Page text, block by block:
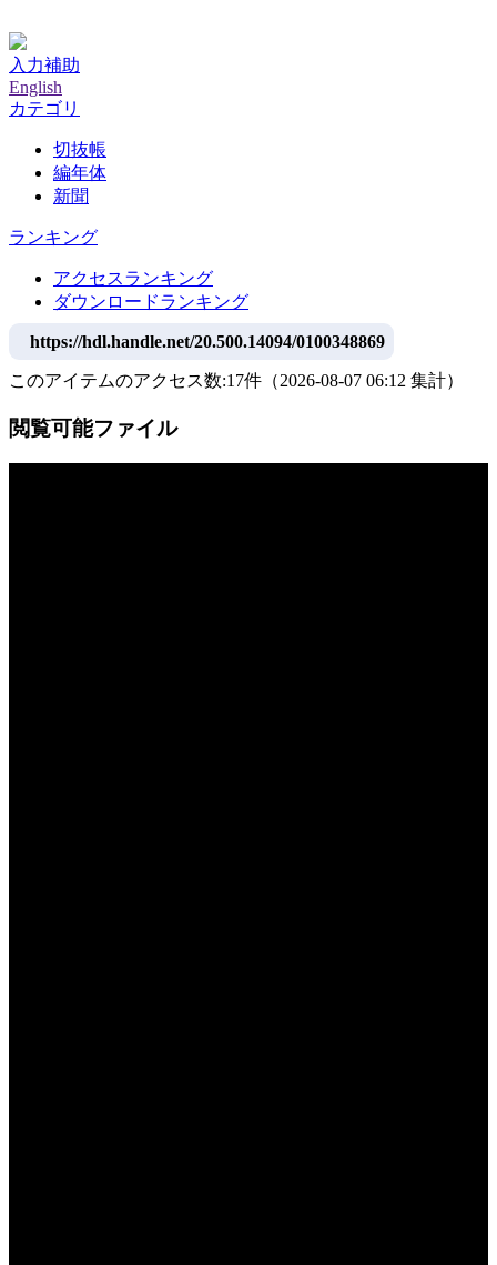
入力補助
English
カテゴリ
切抜帳
編年体
新聞
ランキング
アクセスランキング
ダウンロードランキング
https://hdl.handle.net/20.500.14094/0100348869
このアイテムのアクセス数:17件 （2026-08-07 06:12 集計）
閲覧可能ファイル